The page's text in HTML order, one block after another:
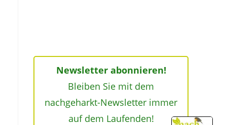
Newsletter abonnieren!
Bleiben Sie mit dem
nachgeharkt-Newsletter immer
auf dem Laufenden!